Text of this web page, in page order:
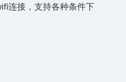
连接，支持各种条件下